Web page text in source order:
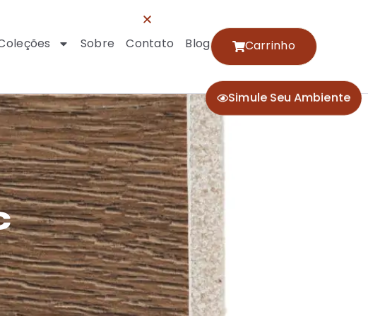
Sobre Contato Blog Carrinho
Simule Seu Ambiente